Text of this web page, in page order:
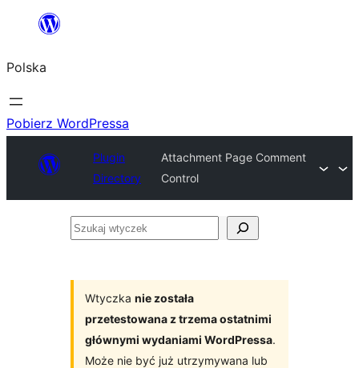
Przejdź
treści
Polska
Pobierz WordPressa
Plugin
Directory
Attachment Page Comment
Control
Szukaj
Wtyczka nie została
przetestowana z trzema ostatnimi
głównymi wydaniami WordPressa.
Może nie być już utrzymywana lub